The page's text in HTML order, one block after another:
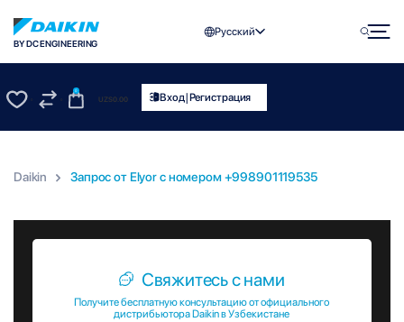
BY DC ENGINEERING
Русский
0
UZS0.00 Вход|Регистрация
Daikin Запрос от Elyor c номером +998901119535
Свяжитесь с нами
Получите бесплатную консультацию от официального
дистрибьютора Daikin в Узбекистане